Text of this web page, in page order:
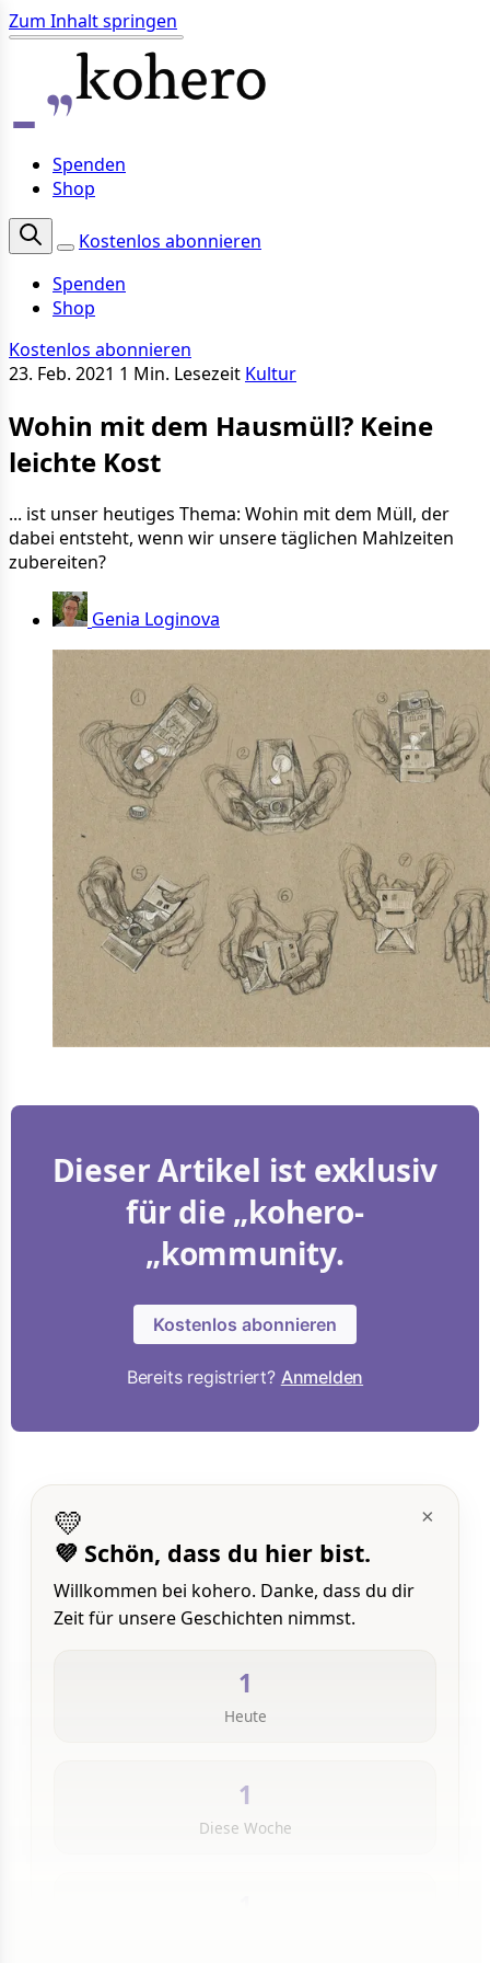
Zum Inhalt springen
Spenden
Shop
Kostenlos abonnieren
Spenden
Shop
Kostenlos abonnieren
23. Feb. 2021 1 Min. Lesezeit Kultur
Wohin mit dem Hausmüll? Keine
leichte Kost
... ist unser heutiges Thema: Wohin mit dem Müll, der
dabei entsteht, wenn wir unsere täglichen Mahlzeiten
zubereiten?
Genia Loginova
Dieser Artikel ist exklusiv
für die „kohero-
„kommunity.
Kostenlos abonnieren
Bereits registriert? Anmelden
×
💛
💜 Schön, dass du hier bist.
Willkommen bei kohero. Danke, dass du dir
Zeit für unsere Geschichten nimmst.
1
Heute
1
Diese Woche